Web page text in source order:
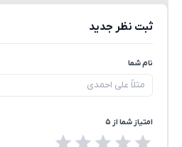
ثبت نظر جدید
نام شما
امتیاز شما از ۵